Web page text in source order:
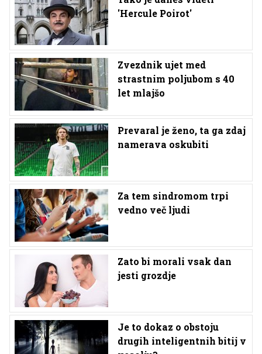
'Hercule Poirot'
Zvezdnik ujet med
strastnim poljubom s 40
let mlajšo
Prevaral je ženo, ta ga zdaj
namerava oskubiti
Za tem sindromom trpi
vedno več ljudi
Zato bi morali vsak dan
jesti grozdje
Je to dokaz o obstoju
drugih inteligentnih bitij v